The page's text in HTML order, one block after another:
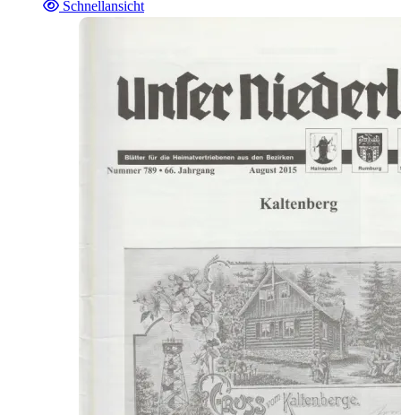
Schnellansicht